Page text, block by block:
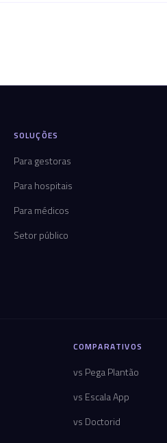
SOLUÇÕES
Para gestoras
Para hospitais
Para médicos
Setor público
COMPARATIVOS
vs Pega Plantão
vs Escala App
vs Doctorid